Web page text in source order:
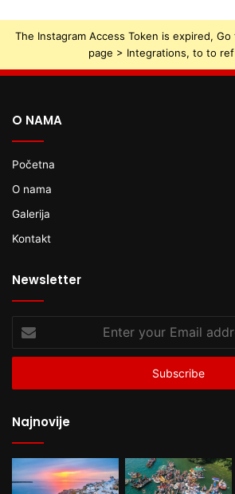
The Instagram Access Token is expired,
page > Integrations, to to
O NAMA
Početna
O nama
Galerija
Kontakt
Newsletter
your
Email
Najnovije